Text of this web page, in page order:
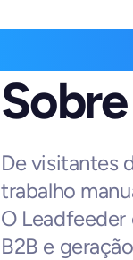
De visitantes
trabalho
O
B2B e